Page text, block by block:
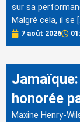
sur sa
Malgré cela, il se
7 août 2026
honorée
Maxine Henry-